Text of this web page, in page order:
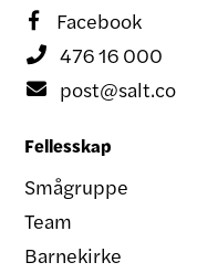
 Facebook
 476 16 000
 post@salt.co
Fellesskap
Smågruppe
Team
Barnekirke